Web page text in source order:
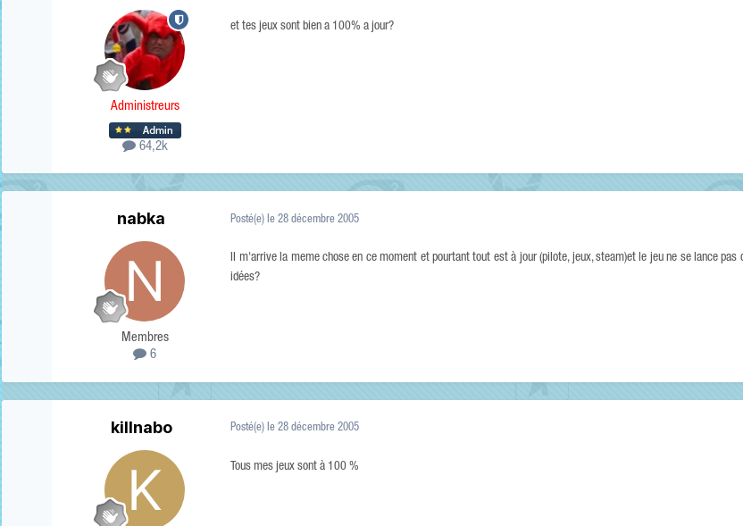
Administreurs
64,2k
et tes jeux sont bien a 100% a jour?
nabka
Membres
6
Posté(e)le 28 décembre 2005
Il m'arrive la meme chose en ce moment et pourtant tout est à jour (pilote, jeux, steam)et le jeu ne se lance pas
idées?
killnabo Posté(e)le 28 décembre 2005
Tous mes jeux sont à 100 %